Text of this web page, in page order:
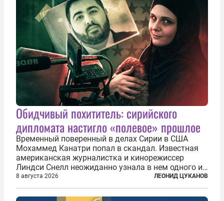
Обидчивый похититель: сирийского
дипломата настигло «полевое» прошлое
Временный поверенный в делах Сирии в США
Мохаммед Канатри попал в скандал. Известная
американская журналистка и кинорежиссер
Линдси Снелл неожиданно узнала в нем одного из
бандитов, похитивших ее в сирийском Алеппо в
2016 году. Журналистка убеждена, что Канатри, в
то время известный под подпольным...
8 августа 2026 ЛЕОНИД ЦУКАНОВ